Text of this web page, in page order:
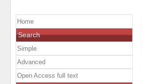
Home
Search
Simple
Advanced
Open Access full text